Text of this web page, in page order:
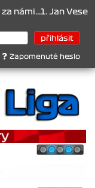
Jan Veselý ,
Zapomenuté heslo